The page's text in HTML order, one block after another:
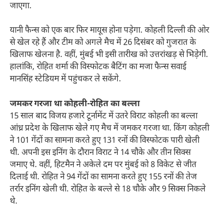
जाएगा.
यानी फैन्स को एक बार फिर मायूस होना पड़ेगा. कोहली दिल्ली की ओर
से खेल रहे हैं और टीम को अगले मैच में 26 दिसंबर को गुजरात के
खिलाफ खेलना है. वहीं, मुंबई भी इसी तारीख को उत्तरांखड़ से भिड़ेगी.
हालांकि, रोहित शर्मा की विस्फोटक बैटिंग का मजा फैन्स सवाई
मानसिंह स्टेडियम में पहुंचकर ले सकेंगे.
जमकर गरजा था कोहली-रोहित का बल्ला
15 साल बाद विजय हजारे टूर्नामेंट में उतरे विराट कोहली का बल्ला
आंध्र प्रदेश के खिलाफ खेले गए मैच में जमकर गरजा था. किंग कोहली
ने 101 गेंदों का सामना करते हुए 131 रनों की विस्फोटक पारी खेली
थी. अपनी इस इनिंग के दौरान विराट ने 14 चौके और तीन सिक्स
जमाए थे. वहीं, हिटमैन ने अकेले दम पर मुंबई को 8 विकेट से जीत
दिलाई थी. रोहित ने 94 गेंदों का सामना करते हुए 155 रनों की तेज
तर्रार इनिंग खेली थी. रोहित के बल्ले से 18 चौके और 9 सिक्स निकले
थे.